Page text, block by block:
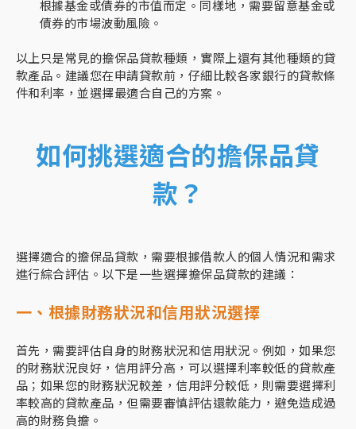
根據基金或債券的市值而定。同樣地，需要留意基金或
債券的市場波動風險。
以上只是常見的擔保品貸款種類，實際上還有其他種類的貸
款產品。建議您在申請貸款前，仔細比較各家銀行的貸款條
件和利率，並選擇最適合自己的方案。
如何挑選適合的擔保品貸
款？
選擇適合的擔保品貸款，需要根據借款人的個人情況和需求
進行綜合評估。以下是一些選擇擔保品貸款的建議：
一、根據財務狀況和信用狀況選擇
首先，需要評估自身的財務狀況和信用狀況。例如，如果您
的財務狀況良好，信用評分高，可以選擇利率較低的貸款產
品；如果您的財務狀況較差，信用評分較低，則需要選擇利
率較高的貸款產品，但需要審慎評估還款能力，避免造成過
高的財務負擔。